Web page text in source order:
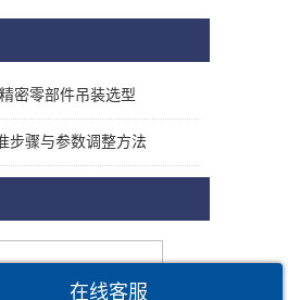
密零部件吊装选型
步骤与参数调整方法
在线客服